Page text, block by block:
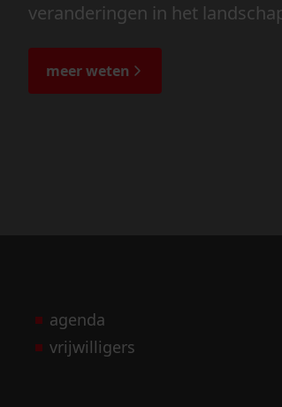
veranderingen in het
meer weten
agenda
vrijwilligers